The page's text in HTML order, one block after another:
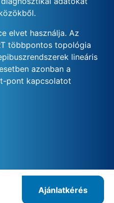
elvet használja. Az
többpontos topológia
lineáris
azonban a
pont kapcsolatot
Ajánlatkérés